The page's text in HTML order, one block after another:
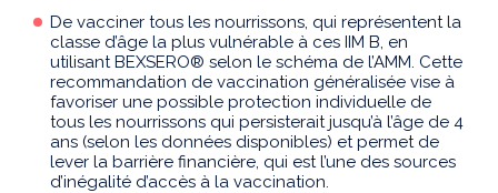
De vacciner tous les nourrissons, qui représentent la
classe d’âge la plus vulnérable à ces IIM B, en
utilisant BEXSERO® selon le schéma de l’AMM. Cette
recommandation de vaccination généralisée vise à
favoriser une possible protection individuelle de
tous les nourrissons qui persisterait jusqu’à l’âge de 4
ans (selon les données disponibles) et permet de
lever la barrière financière, qui est l’une des sources
d’inégalité d’accès à la vaccination.